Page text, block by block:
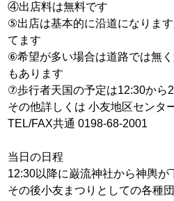
④出店料は無料です
⑤出店は基本的に沿道になりま
てます
⑥希望が多い場合は道路では無
もあります
⑦歩行者天国の予定は12:30から
その他詳しくは 小友地区センタ
TEL/FAX共通 0198-68-2001
当日の日程
12:30以降に巌流神社から神輿が
その後小友まつりとしての各種